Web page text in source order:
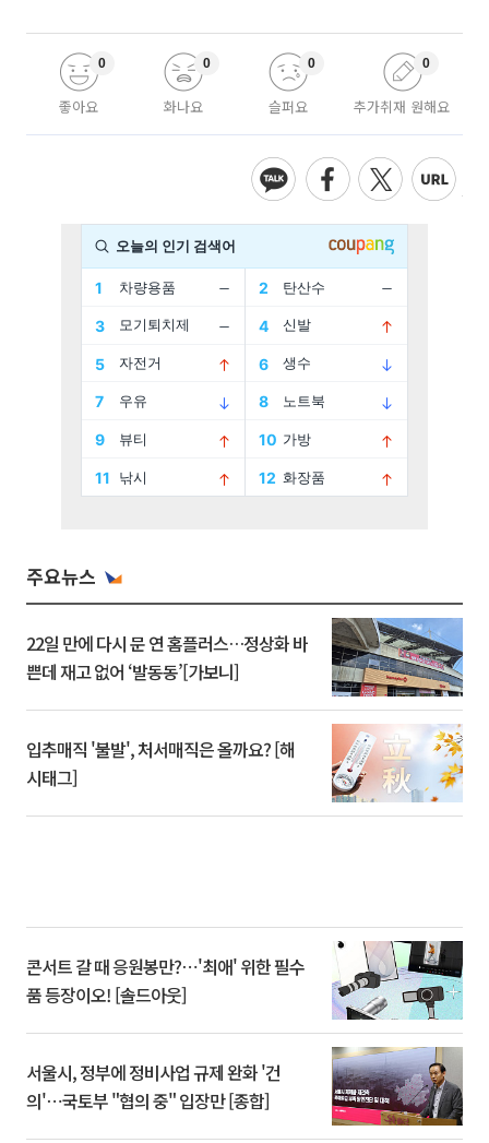
좋아요
0
화나요
0
슬퍼요
0
추가취재 원해요
0
주요뉴스
22일 만에 다시 문 연 홈플러스…정상화 바
쁜데 재고 없어 ‘발동동’[가보니]
입추매직 '불발', 처서매직은 올까요? [해
시태그]
콘서트 갈 때 응원봉만?⋯'최애' 위한 필수
품 등장이오! [솔드아웃]
서울시, 정부에 정비사업 규제 완화 '건
의'⋯국토부 "협의 중" 입장만 [종합]